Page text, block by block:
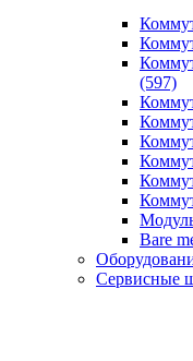
(597)
Bare
Сервисные